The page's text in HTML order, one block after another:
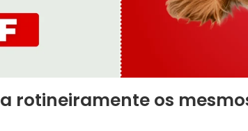
rotineiramente os